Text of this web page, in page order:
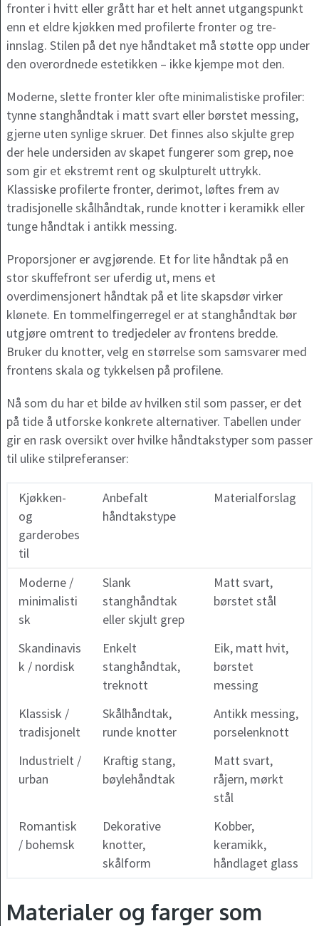
fronter i hvitt eller grått har et helt annet utgangspunkt
enn et eldre kjøkken med profilerte fronter og tre-
innslag. Stilen på det nye håndtaket må støtte opp under
den overordnede estetikken – ikke kjempe mot den.
Moderne, slette fronter kler ofte minimalistiske profiler:
tynne stanghåndtak i matt svart eller børstet messing,
gjerne uten synlige skruer. Det finnes also skjulte grep
der hele undersiden av skapet fungerer som grep, noe
som gir et ekstremt rent og skulpturelt uttrykk.
Klassiske profilerte fronter, derimot, løftes frem av
tradisjonelle skålhåndtak, runde knotter i keramikk eller
tunge håndtak i antikk messing.
Proporsjoner er avgjørende. Et for lite håndtak på en
stor skuffefront ser uferdig ut, mens et
overdimensjonert håndtak på et lite skapsdør virker
klønete. En tommelfingerregel er at stanghåndtak bør
utgjøre omtrent to tredjedeler av frontens bredde.
Bruker du knotter, velg en størrelse som samsvarer med
frontens skala og tykkelsen på profilene.
Nå som du har et bilde av hvilken stil som passer, er det
på tide å utforske konkrete alternativer. Tabellen under
gir en rask oversikt over hvilke håndtakstyper som passer
til ulike stilpreferanser:
Kjøkken-
og
garderobes
til
Anbefalt
håndtakstype
Materialforslag
Moderne /
minimalisti
sk
Slank
stanghåndtak
eller skjult grep
Matt svart,
børstet stål
Skandinavis
k / nordisk
Enkelt
stanghåndtak,
treknott
Eik, matt hvit,
børstet
messing
Klassisk /
tradisjonelt
Skålhåndtak,
runde knotter
Antikk messing,
porselenknott
Industrielt /
urban
Kraftig stang,
bøylehåndtak
Matt svart,
råjern, mørkt
stål
Romantisk
/ bohemsk
Dekorative
knotter,
skålform
Kobber,
keramikk,
håndlaget glass
Materialer og farger som